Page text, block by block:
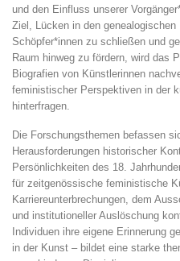
und den Einfluss unserer
Ziel, Lücken in den
Schöpfer*innen zu schließen und
Raum hinweg zu fördern, wird das
Biografien von Künstlerinnen
feministischer Perspektiven in der
hinterfragen.
Die Forschungsthemen befassen
Herausforderungen historischer
Persönlichkeiten des 18.
für zeitgenössische feministische
Karriereunterbrechungen, dem
und institutioneller Auslöschung
Individuen ihre eigene Erinnerung
in der Kunst – bildet eine starke